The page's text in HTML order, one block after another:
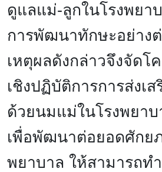
ดูแลแม่-ลูกในโรงพยา
การพัฒนาทักษะอย่างต่
เหตุผลดังกล่าวจึงจัดโ
เชิงปฏิบัติการการส่งเส
ด้วยนมแม่ในโรงพยา
เพื่อพัฒนาต่อยอดศักย
พยาบาล ให้สามารถท